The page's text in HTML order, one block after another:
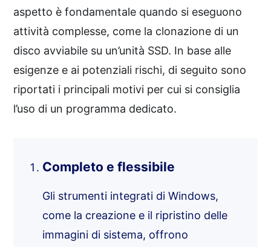
aspetto è fondamentale quando si eseguono
attività complesse, come la clonazione di un
disco avviabile su un’unità SSD. In base alle
esigenze e ai potenziali rischi, di seguito sono
riportati i principali motivi per cui si consiglia
l’uso di un programma dedicato.
Completo e flessibile
Gli strumenti integrati di Windows,
come la creazione e il ripristino delle
immagini di sistema, offrono